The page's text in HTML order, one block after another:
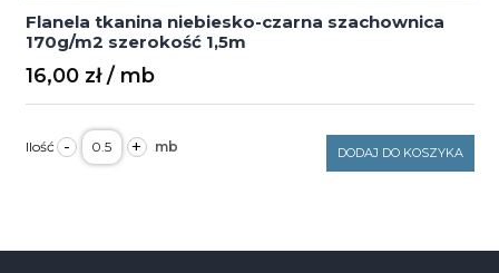
Flanela tkanina niebiesko-czarna szachownica
170g/m2 szerokość 1,5m
16,00 zł
- ilość
Flanela
tkanina
szerokość
+ DODAJ DO KOSZYKA